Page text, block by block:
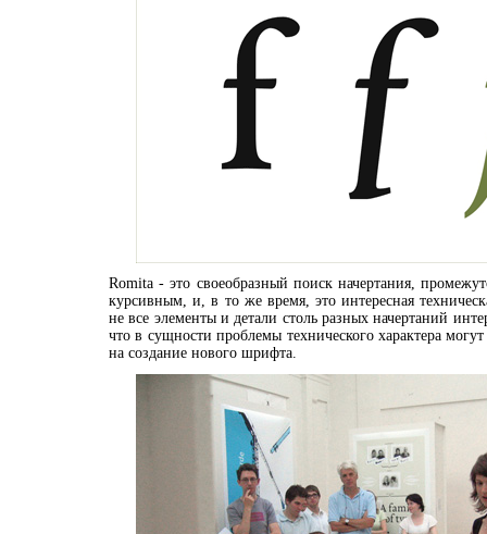
Romita - это своеобразный поиск начертания,
курсивным, и, в то же время, это интересная
не все элементы и детали столь разных начертаний
что в сущности проблемы технического характера
на создание нового шрифта.